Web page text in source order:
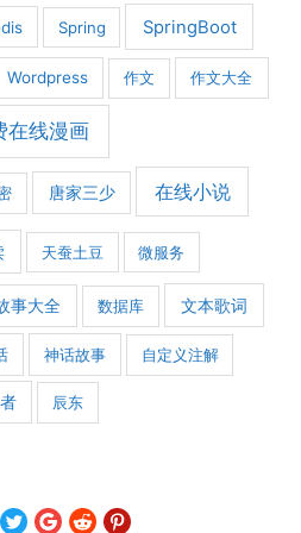
Spring SpringBoot
Wordpress 作文 作文大全
在线漫画
唐家三少 在线小说
天蚕土豆 微服务
事大全 数据库 文本歌词
神话故事 自定义注解
辰东